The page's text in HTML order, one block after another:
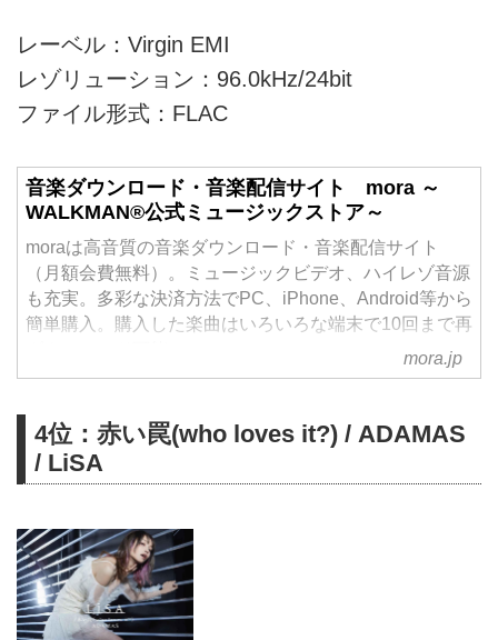
レーベル：Virgin EMI
レゾリューション：96.0kHz/24bit
ファイル形式：FLAC
音楽ダウンロード・音楽配信サイト mora ～
WALKMAN®公式ミュージックストア～
moraは高音質の音楽ダウンロード・音楽配信サイト
（月額会費無料）。ミュージックビデオ、ハイレゾ音源
も充実。多彩な決済方法でPC、iPhone、Android等から
簡単購入。購入した楽曲はいろいろな端末で10回まで再
mora.jp
4位：赤い罠(who loves it?) / ADAMAS
/ LiSA